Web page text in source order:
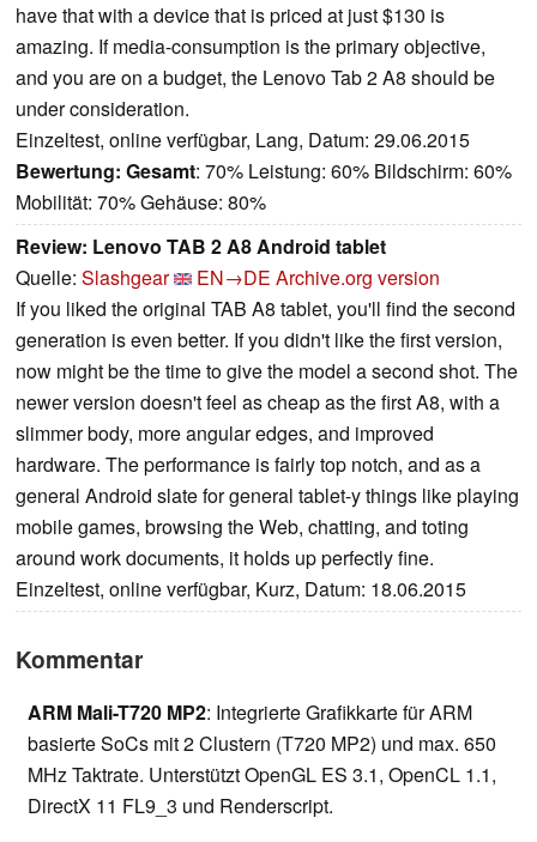
have that with a device that is priced at just $130 is
amazing. If media-consumption is the primary objective,
and you are on a budget, the Lenovo Tab 2 A8 should be
under consideration.
Einzeltest, online verfügbar, Lang, Datum: 29.06.2015
Bewertung: Gesamt: 70% Leistung: 60% Bildschirm: 60%
Mobilität: 70% Gehäuse: 80%
Review: Lenovo TAB 2 A8 Android tablet
Quelle: Slashgear EN→DE Archive.org version
If you liked the original TAB A8 tablet, you'll find the second
generation is even better. If you didn't like the first version,
now might be the time to give the model a second shot. The
newer version doesn't feel as cheap as the first A8, with a
slimmer body, more angular edges, and improved
hardware. The performance is fairly top notch, and as a
general Android slate for general tablet-y things like playing
mobile games, browsing the Web, chatting, and toting
around work documents, it holds up perfectly fine.
Einzeltest, online verfügbar, Kurz, Datum: 18.06.2015
Kommentar
ARM Mali-T720 MP2: Integrierte Grafikkarte für ARM
basierte SoCs mit 2 Clustern (T720 MP2) und max. 650
MHz Taktrate. Unterstützt OpenGL ES 3.1, OpenCL 1.1,
DirectX 11 FL9_3 und Renderscript.